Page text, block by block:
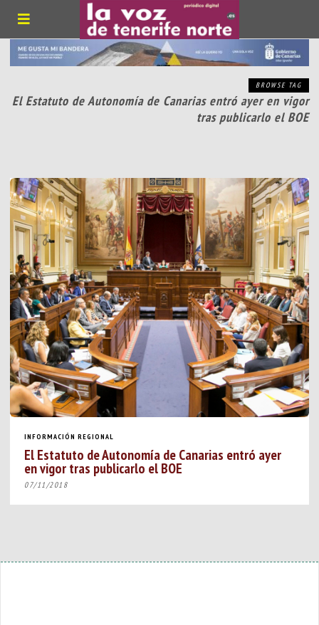
BROWSE TAG
El Estatuto de Autonomía de Canarias entró ayer en vigor
tras publicarlo el BOE
INFORMACIÓN REGIONAL
El Estatuto de Autonomía de Canarias entró ayer
en vigor tras publicarlo el BOE
07/11/2018